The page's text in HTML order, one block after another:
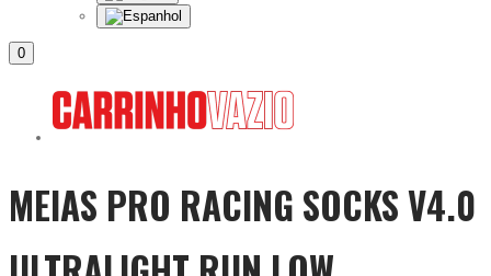
0
MEIAS PRO RACING SOCKS V4.0